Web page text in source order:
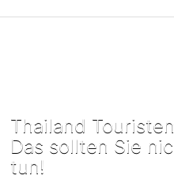
Thailand
Das sollten Sie
tun!